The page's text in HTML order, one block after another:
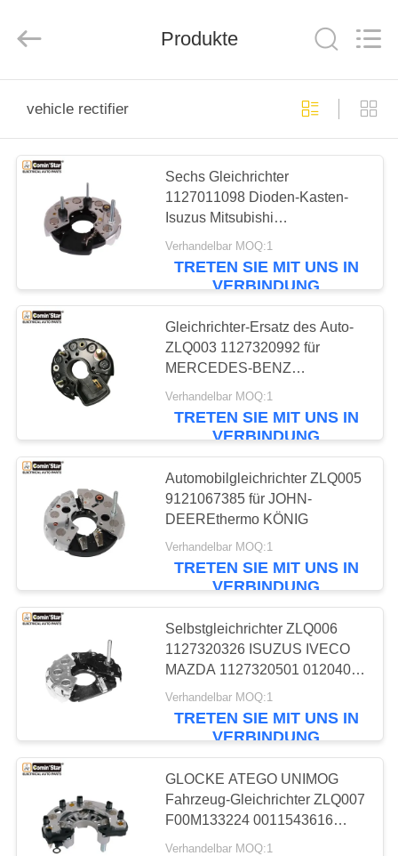
PRODUKTE
VIDEOS
SHOW
ÜBER
UNS
FABRIK-
AUSFLUG
QUALITÄTSKONTROLLE
SIE
MIT
UNS
FORDERN
SIE EIN
ZITAT
Ltd..
Produkte
vehicle rectifier
Sechs Gleichrichter
1127011098 Dioden-Kasten-
Isuzus Mitsubishi
Standardgröße 1127320599
0120489
Verhandelbar MOQ:1
TRETEN SIE MIT UNS IN
VERBINDUNG
Gleichrichter-Ersatz des Auto-
ZLQ003 1127320992 für
MERCEDES-BENZ
M8+M5+M4
Verhandelbar MOQ:1
TRETEN SIE MIT UNS IN
VERBINDUNG
Automobilgleichrichter ZLQ005
9121067385 für JOHN-
DEEREthermo KÖNIG
Verhandelbar MOQ:1
TRETEN SIE MIT UNS IN
VERBINDUNG
Selbstgleichrichter ZLQ006
1127320326 ISUZUS IVECO
MAZDA 1127320501 0120400
0120489
Verhandelbar MOQ:1
TRETEN SIE MIT UNS IN
VERBINDUNG
GLOCKE ATEGO UNIMOG
Fahrzeug-Gleichrichter ZLQ007
F00M133224 0011543616
0124555
Verhandelbar MOQ:1